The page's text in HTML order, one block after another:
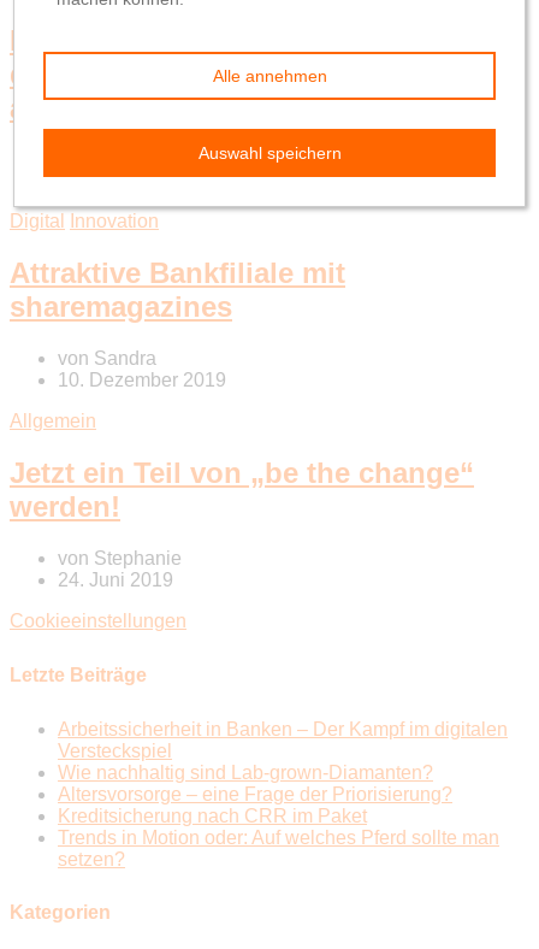
Nachhaltigkeit im Druck – wie sich
die Görres-Druckerei ökologisch
ausrichtet
27. April 2020
Digital
Innovation
Attraktive Bankfiliale mit
sharemagazines
von Sandra
10. Dezember 2019
Allgemein
Jetzt ein Teil von „be the change“
werden!
von Stephanie
24. Juni 2019
Cookieeinstellungen
Letzte Beiträge
Arbeitssicherheit in Banken – Der Kampf im digitalen
Versteckspiel
Wie nachhaltig sind Lab-grown-Diamanten?
Altersvorsorge – eine Frage der Priorisierung?
Kreditsicherung nach CRR im Paket
Trends in Motion oder: Auf welches Pferd sollte man
setzen?
Kategorien